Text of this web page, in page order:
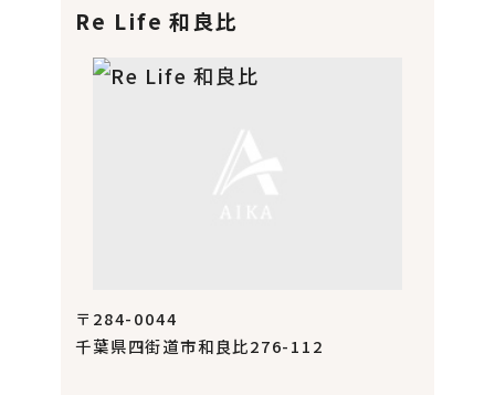
Re Life 和良比
〒284-0044
千葉県四街道市和良比276-112